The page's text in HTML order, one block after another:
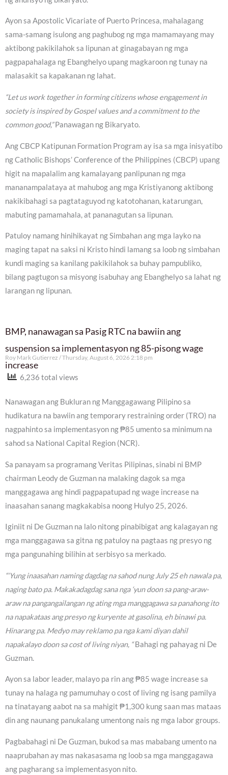
Ayon sa Apostolic Vicariate of Puerto Princesa, mahalagang
sama-samang isulong ang paghubog ng mga mamamayang may
aktibong pakikilahok sa lipunan at ginagabayan ng mga
pagpapahalaga ng Ebanghelyo upang magkaroon ng tunay na
malasakit sa kapakanan ng lahat.
“Let us work together in forming citizens whose engagement in
society is inspired by Gospel values and a commitment to the
common good,”Panawagan ng Bikaryato.
Ang CBCP Katipunan Formation Program ay isa sa mga inisyatibo
ng Catholic Bishops’ Conference of the Philippines (CBCP) upang
higit na mapalalim ang kamalayang panlipunan ng mga
mananampalataya at mahubog ang mga Kristiyanong aktibong
nakikibahagi sa pagtataguyod ng katotohanan, katarungan,
mabuting pamamahala, at pananagutan sa lipunan.
Patuloy namang hinihikayat ng Simbahan ang mga layko na
maging tapat na saksi ni Kristo hindi lamang sa loob ng simbahan
kundi maging sa kanilang pakikilahok sa buhay pampubliko,
bilang pagtugon sa misyong isabuhay ang Ebanghelyo sa lahat ng
larangan ng lipunan.
BMP, nanawagan sa Pasig RTC na bawiin ang
suspension sa implementasyon ng 85-pisong wage
increase
Roy Mark Gutierrez Thursday, August 6, 2026 2:18 pm
6,236 total views
Nanawagan ang Bukluran ng Manggagawang Pilipino sa
hudikatura na bawiin ang temporary restraining order (TRO) na
nagpahinto sa implementasyon ng ₱85 umento sa minimum na
sahod sa National Capital Region (NCR).
Sa panayam sa programang Veritas Pilipinas, sinabi ni BMP
chairman Leody de Guzman na malaking dagok sa mga
manggagawa ang hindi pagpapatupad ng wage increase na
inaasahan sanang magkakabisa noong Hulyo 25, 2026.
Iginiit ni De Guzman na lalo nitong pinabibigat ang kalagayan ng
mga manggagawa sa gitna ng patuloy na pagtaas ng presyo ng
mga pangunahing bilihin at serbisyo sa merkado.
“‘Yung inaasahan naming dagdag na sahod nung July 25 eh nawala pa,
naging bato pa. Makakadagdag sana nga ‘yun doon sa pang-araw-
araw na pangangailangan ng ating mga manggagawa sa panahong ito
na napakataas ang presyo ng kuryente at gasolina, eh binawi pa.
Hinarang pa. Medyo may reklamo pa nga kami diyan dahil
napakalayo doon sa cost of living niyan, “Bahagi ng pahayag ni De
Guzman.
Ayon sa labor leader, malayo pa rin ang ₱85 wage increase sa
tunay na halaga ng pamumuhay o cost of living ng isang pamilya
na tinatayang aabot na sa mahigit ₱1,300 kung saan mas mataas
din ang naunang panukalang umentong nais ng mga labor groups.
Pagbabahagi ni De Guzman, bukod sa mas mababang umento na
naaprubahan ay mas nakasasama ng loob sa mga manggagawa
ang pagharang sa implementasyon nito.